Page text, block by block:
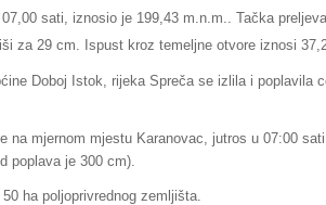
sati, iznosio je 199,43 m.n.m.. Tačka
za 29 cm. Ispust kroz temeljne otvore iznosi
Doboj Istok, rijeka Spreča se izlila i poplavila
na mjernom mjestu Karanovac, jutros u 07:00
poplava je 300 cm).
ha poljoprivrednog zemljišta.